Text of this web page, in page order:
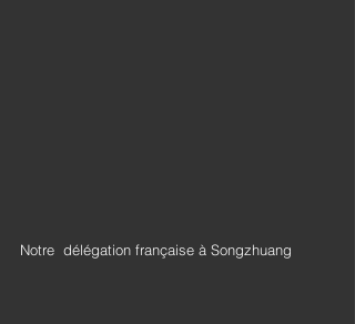
Notre  délégation française à Songzhuang